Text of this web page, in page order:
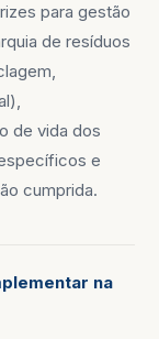
para gestão
de resíduos
de vida dos
e
cumprida.
na